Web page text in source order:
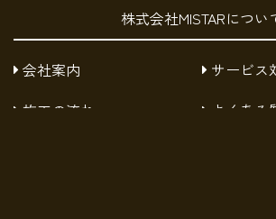
株式会社MISTARについ
会社案内
サービス
施工の流れ
よくある